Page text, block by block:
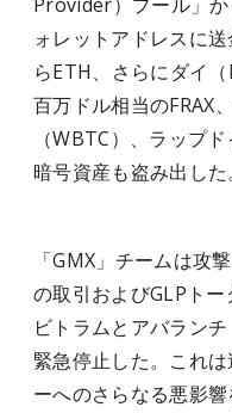
ォレットアドレスに
らETH、さらにダイ
百万ドル相当のFRAX
（WBTC）、ラップ
暗号資産も盗み出した
「GMX」チームは攻
の取引およびGLPト
ビトラムとアバラン
緊急停止した。これ
ーへのさらなる悪影